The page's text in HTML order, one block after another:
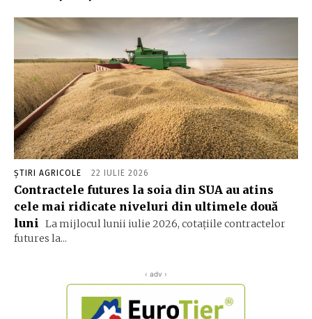
ȘTIRI AGRICOLE 22 IULIE 2026
Contractele futures la soia din SUA au atins
cele mai ridicate niveluri din ultimele două
luni
La mijlocul lunii iulie 2026, cotațiile contractelor
futures la...
‹ adv ›